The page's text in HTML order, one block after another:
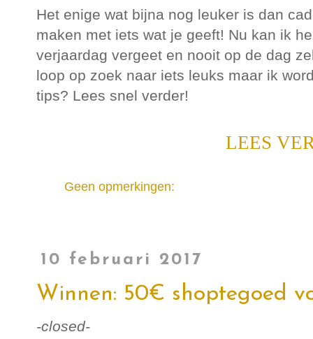
Het enige wat bijna nog leuker is dan
maken met iets wat je geeft! Nu kan ik
verjaardag vergeet en nooit op de dag
loop op zoek naar iets leuks maar ik
tips? Lees snel verder!
LEES
Geen opmerkingen:
10 februari 2017
Winnen: 50€ shoptegoed
-closed-